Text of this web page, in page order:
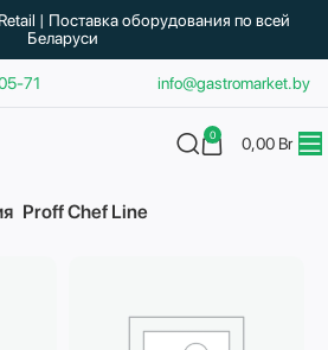
71 info@gastromarket.by
0 0,00 Br
Proff Chef Line
| Поставка оборудования по всей
Беларуси